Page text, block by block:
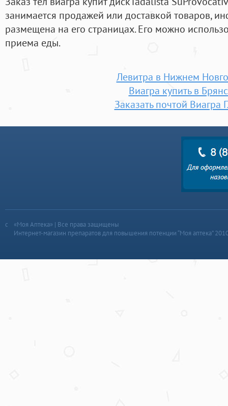
занимается продажей или доставкой товаров,
размещена на его страницах. Его можно
приема еды.
Левитра в Нижнем
Виагра купить в
Заказать почтой Виагра
«Моя Аптека» | Все права защищены
Интернет-магазин препаратов для повышения потенции “Моя аптека”